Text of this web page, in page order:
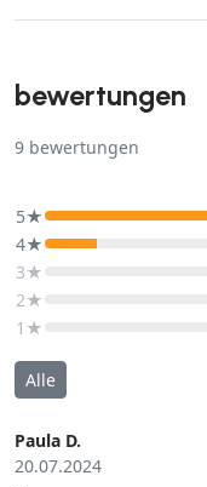
bewertungen
9 bewertungen
5★
4★
3★
2★
1★
Alle
Paula D.
20.07.2024